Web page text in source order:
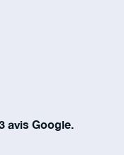
avis Google.